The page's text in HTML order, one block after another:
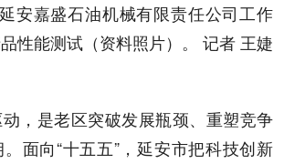
安嘉盛石油机械有限责任公司工作
性能测试（资料照片）。 记者 王婕
，是老区突破发展瓶颈、重塑竞争
面向“十五五”，延安市把科技创新